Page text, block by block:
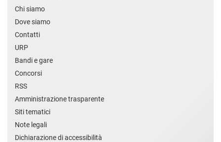
Chi siamo
Dove siamo
Contatti
URP
Bandi e gare
Concorsi
RSS
Amministrazione trasparente
Siti tematici
Note legali
Dichiarazione di accessibilità